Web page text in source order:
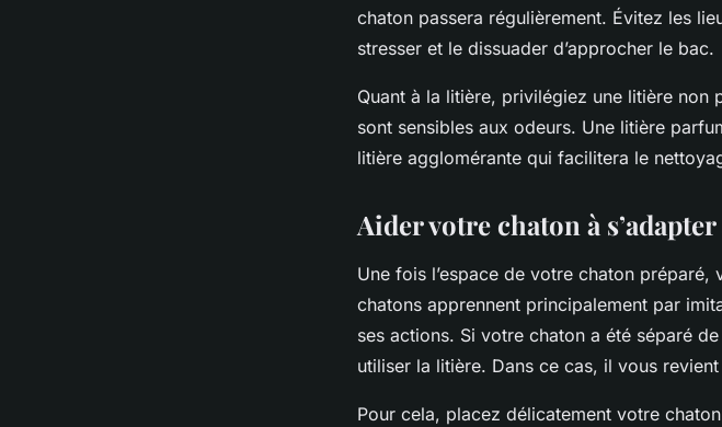
chaton passera régulièrement. Évitez les
stresser et le dissuader d’approcher le bac.
Quant à la litière, privilégiez une litière non
sont sensibles aux odeurs. Une litière
litière agglomérante qui facilitera le
Aider votre chaton à
Une fois l’espace de votre chaton préparé,
chatons apprennent principalement par
ses actions. Si votre chaton a été séparé
utiliser la litière. Dans ce cas, il vous
Pour cela, placez délicatement votre